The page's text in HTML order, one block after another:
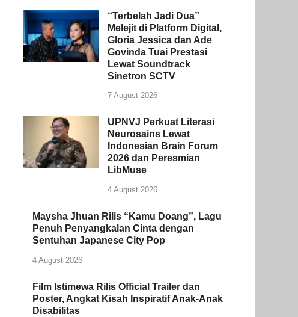
“Terbelah Jadi Dua”
Melejit di Platform Digital,
Gloria Jessica dan Ade
Govinda Tuai Prestasi
Lewat Soundtrack
Sinetron SCTV
7 August 2026
UPNVJ Perkuat Literasi
Neurosains Lewat
Indonesian Brain Forum
2026 dan Peresmian
LibMuse
4 August 2026
Maysha Jhuan Rilis “Kamu Doang”, Lagu
Penuh Penyangkalan Cinta dengan
Sentuhan Japanese City Pop
4 August 2026
Film Istimewa Rilis Official Trailer dan
Poster, Angkat Kisah Inspiratif Anak-Anak
Disabilitas